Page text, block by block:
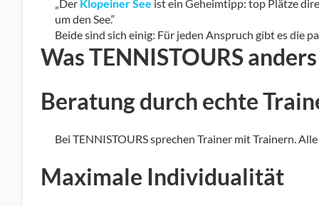
„Der Klopeiner See ist ein Geheimtipp: top Plätze
um den See.“
Beide sind sich einig: Für jeden Anspruch gibt es die
Was TENNISTOURS
Beratung durch echte
Bei TENNISTOURS sprechen Trainer mit Trainern.Alle
Maximale Individualität